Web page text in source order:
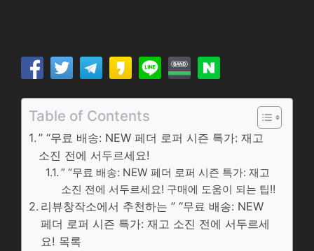
Table of Contents
” “무료 배송: NEW 페더 로퍼 시즌 특가: 재고
소진 전에 서두르세요!
” “무료 배송: NEW 페더 로퍼 시즌 특가: 재고
소진 전에 서두르세요! 구매에 도움이 되는 팁!!
리뷰창작소에서 추천하는 ” “무료 배송: NEW
페더 로퍼 시즌 특가: 재고 소진 전에 서두르세
요! 목록